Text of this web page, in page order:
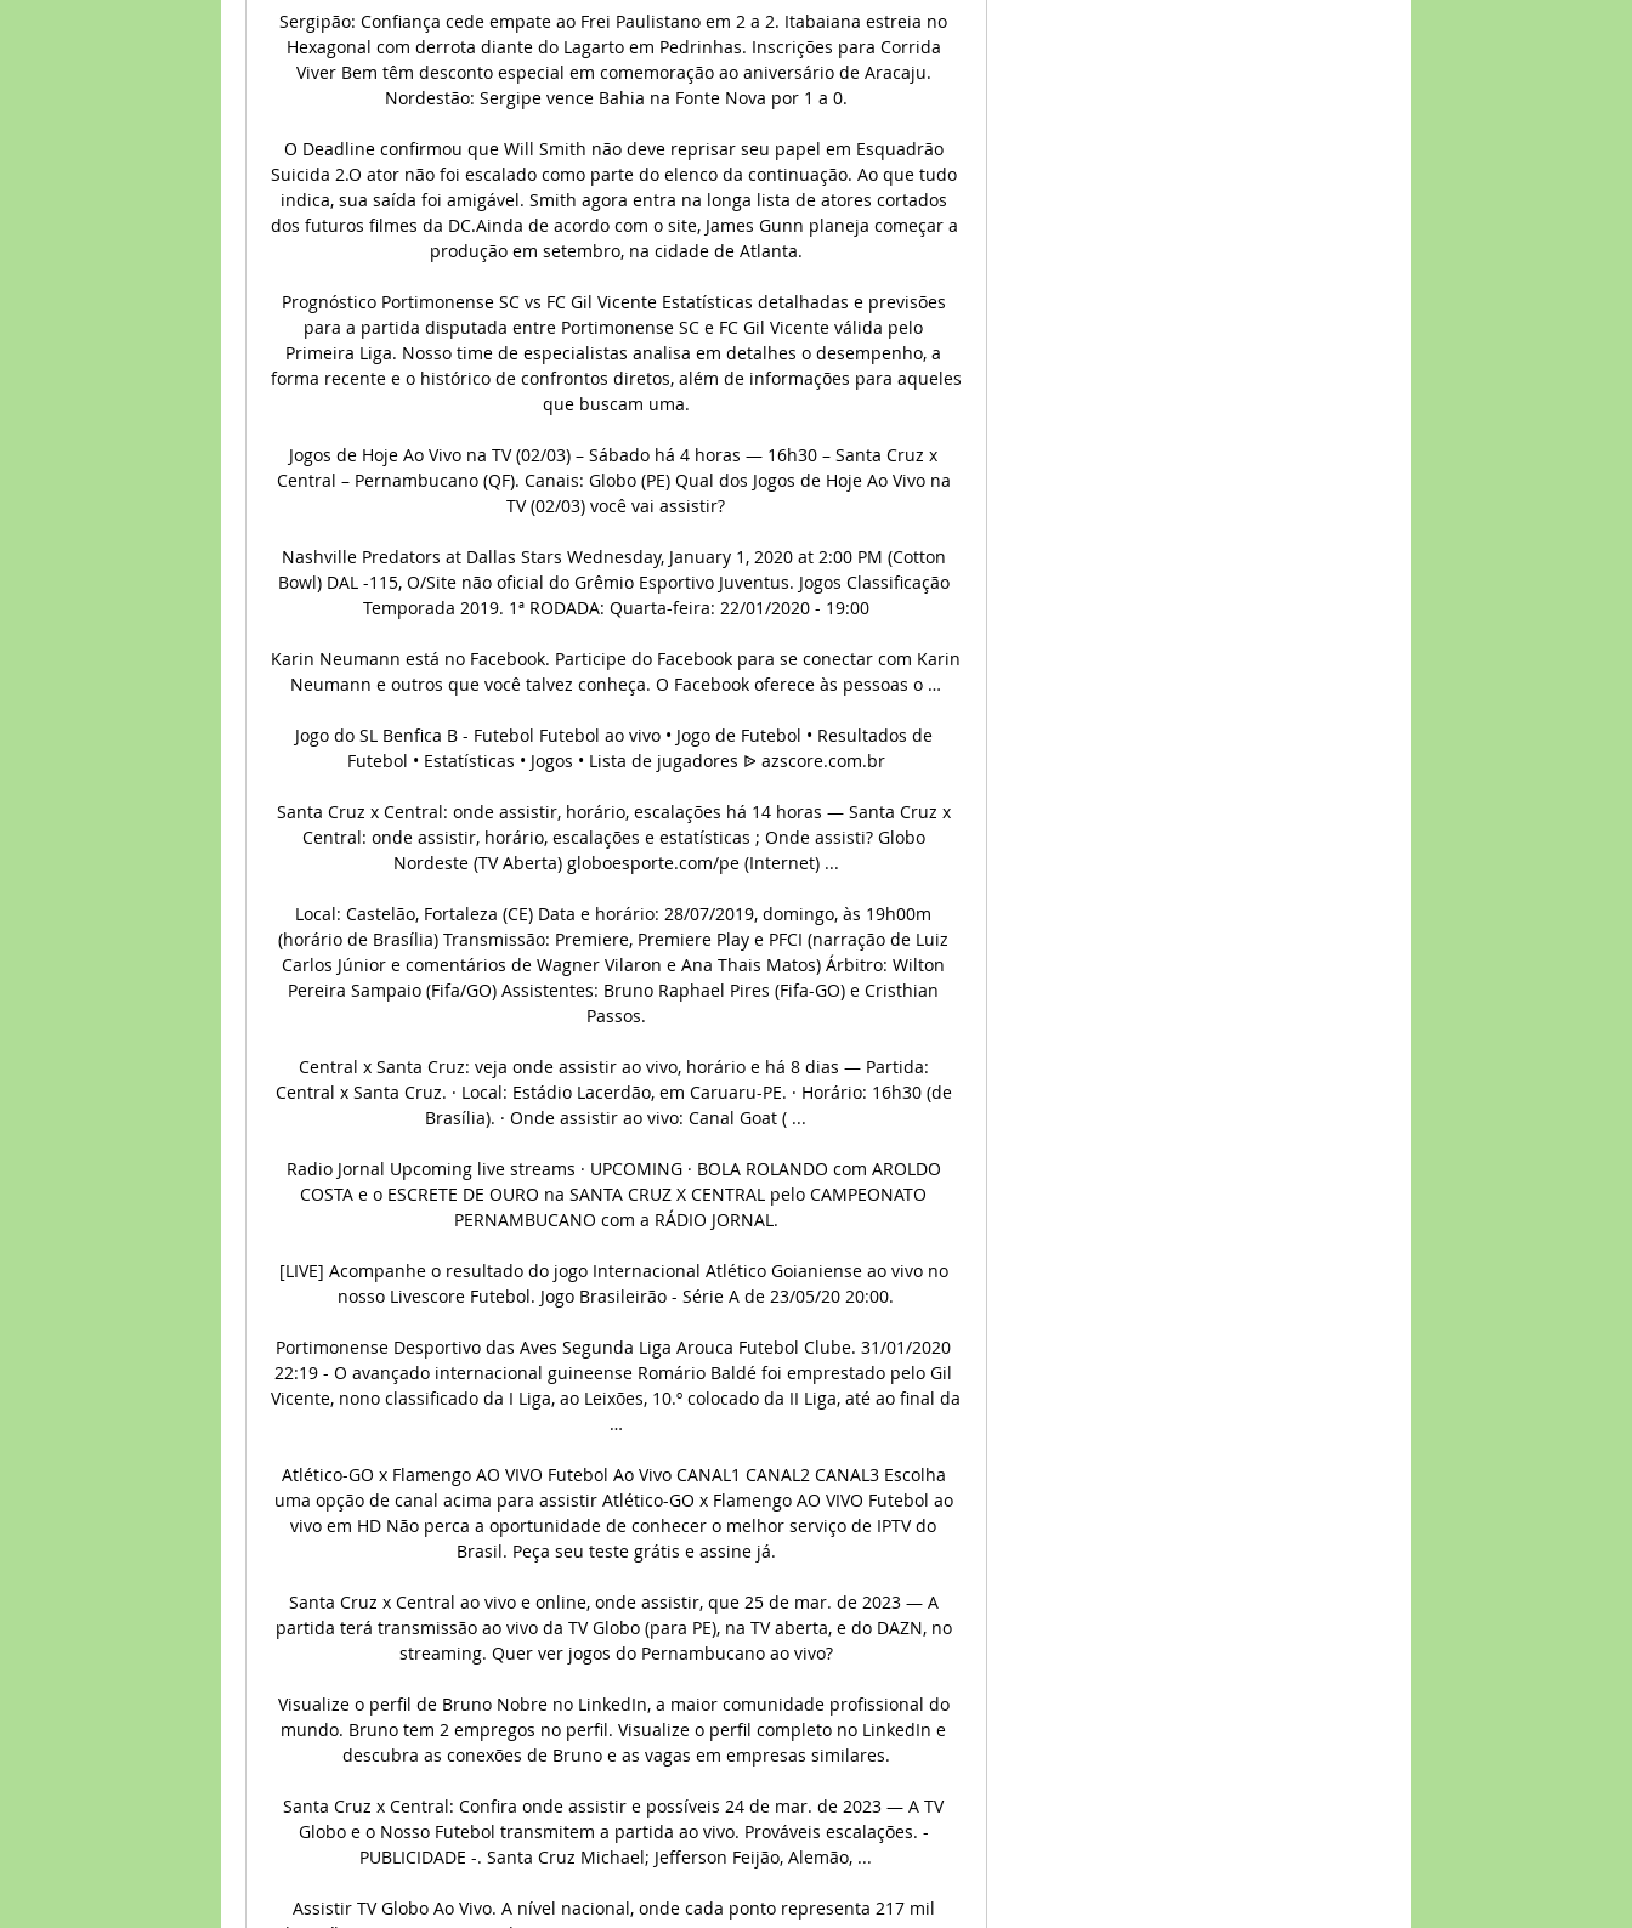
Sergipão: Confiança cede empate ao Frei Paulistano em 2 a 2. Itabaiana estreia no
Hexagonal com derrota diante do Lagarto em Pedrinhas. Inscrições para Corrida
Viver Bem têm desconto especial em comemoração ao aniversário de Aracaju.
Nordestão: Sergipe vence Bahia na Fonte Nova por 1 a 0.
O Deadline confirmou que Will Smith não deve reprisar seu papel em Esquadrão
Suicida 2.O ator não foi escalado como parte do elenco da continuação. Ao que tudo
indica, sua saída foi amigável. Smith agora entra na longa lista de atores cortados
dos futuros filmes da DC.Ainda de acordo com o site, James Gunn planeja começar a
produção em setembro, na cidade de Atlanta.
Prognóstico Portimonense SC vs FC Gil Vicente Estatísticas detalhadas e previsões
para a partida disputada entre Portimonense SC e FC Gil Vicente válida pelo
Primeira Liga. Nosso time de especialistas analisa em detalhes o desempenho, a
forma recente e o histórico de confrontos diretos, além de informações para aqueles
que buscam uma.
Jogos de Hoje Ao Vivo na TV (02/03) – Sábado há 4 horas — 16h30 – Santa Cruz x
Central – Pernambucano (QF). Canais: Globo (PE) Qual dos Jogos de Hoje Ao Vivo na
TV (02/03) você vai assistir?
Nashville Predators at Dallas Stars Wednesday, January 1, 2020 at 2:00 PM (Cotton
Bowl) DAL -115, O/Site não oficial do Grêmio Esportivo Juventus. Jogos Classificação
Temporada 2019. 1ª RODADA: Quarta-feira: 22/01/2020 - 19:00
Karin Neumann está no Facebook. Participe do Facebook para se conectar com Karin
Neumann e outros que você talvez conheça. O Facebook oferece às pessoas o …
Jogo do SL Benfica B - Futebol Futebol ao vivo • Jogo de Futebol • Resultados de
Futebol • Estatísticas • Jogos • Lista de jugadores ᐉ azscore.com.br
Santa Cruz x Central: onde assistir, horário, escalações há 14 horas — Santa Cruz x
Central: onde assistir, horário, escalações e estatísticas ; Onde assisti? Globo
Nordeste (TV Aberta) globoesporte.com/pe (Internet) ...
Local: Castelão, Fortaleza (CE) Data e horário: 28/07/2019, domingo, às 19h00m
(horário de Brasília) Transmissão: Premiere, Premiere Play e PFCI (narração de Luiz
Carlos Júnior e comentários de Wagner Vilaron e Ana Thais Matos) Árbitro: Wilton
Pereira Sampaio (Fifa/GO) Assistentes: Bruno Raphael Pires (Fifa-GO) e Cristhian
Passos.
Central x Santa Cruz: veja onde assistir ao vivo, horário e há 8 dias — Partida:
Central x Santa Cruz. · Local: Estádio Lacerdão, em Caruaru-PE. · Horário: 16h30 (de
Brasília). · Onde assistir ao vivo: Canal Goat ( ...
Radio Jornal Upcoming live streams · UPCOMING · BOLA ROLANDO com AROLDO
COSTA e o ESCRETE DE OURO na SANTA CRUZ X CENTRAL pelo CAMPEONATO
PERNAMBUCANO com a RÁDIO JORNAL.
[LIVE] Acompanhe o resultado do jogo Internacional Atlético Goianiense ao vivo no
nosso Livescore Futebol. Jogo Brasileirão - Série A de 23/05/20 20:00.
Portimonense Desportivo das Aves Segunda Liga Arouca Futebol Clube. 31/01/2020
22:19 - O avançado internacional guineense Romário Baldé foi emprestado pelo Gil
Vicente, nono classificado da I Liga, ao Leixões, 10.º colocado da II Liga, até ao final da
…
Atlético-GO x Flamengo AO VIVO Futebol Ao Vivo CANAL1 CANAL2 CANAL3 Escolha
uma opção de canal acima para assistir Atlético-GO x Flamengo AO VIVO Futebol ao
vivo em HD Não perca a oportunidade de conhecer o melhor serviço de IPTV do
Brasil. Peça seu teste grátis e assine já.
Santa Cruz x Central ao vivo e online, onde assistir, que 25 de mar. de 2023 — A
partida terá transmissão ao vivo da TV Globo (para PE), na TV aberta, e do DAZN, no
streaming. Quer ver jogos do Pernambucano ao vivo?
Visualize o perfil de Bruno Nobre no LinkedIn, a maior comunidade profissional do
mundo. Bruno tem 2 empregos no perfil. Visualize o perfil completo no LinkedIn e
descubra as conexões de Bruno e as vagas em empresas similares.
Santa Cruz x Central: Confira onde assistir e possíveis 24 de mar. de 2023 — A TV
Globo e o Nosso Futebol transmitem a partida ao vivo. Prováveis escalações. -
PUBLICIDADE -. Santa Cruz Michael; Jefferson Feijão, Alemão, ...
Assistir TV Globo Ao Vivo. A nível nacional, onde cada ponto representa 217 mil